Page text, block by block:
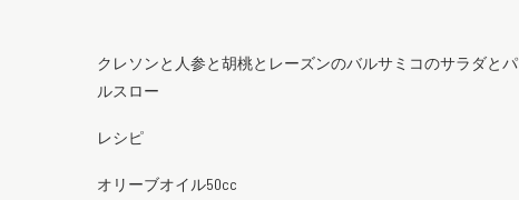
クレソンと人参と胡桃とレーズンのバルサミコのサラダと
ルスロー
レシピ
オリーブオイル50cc